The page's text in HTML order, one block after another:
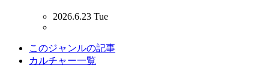
2026.6.23 Tue
このジャンルの記事
カルチャー一覧